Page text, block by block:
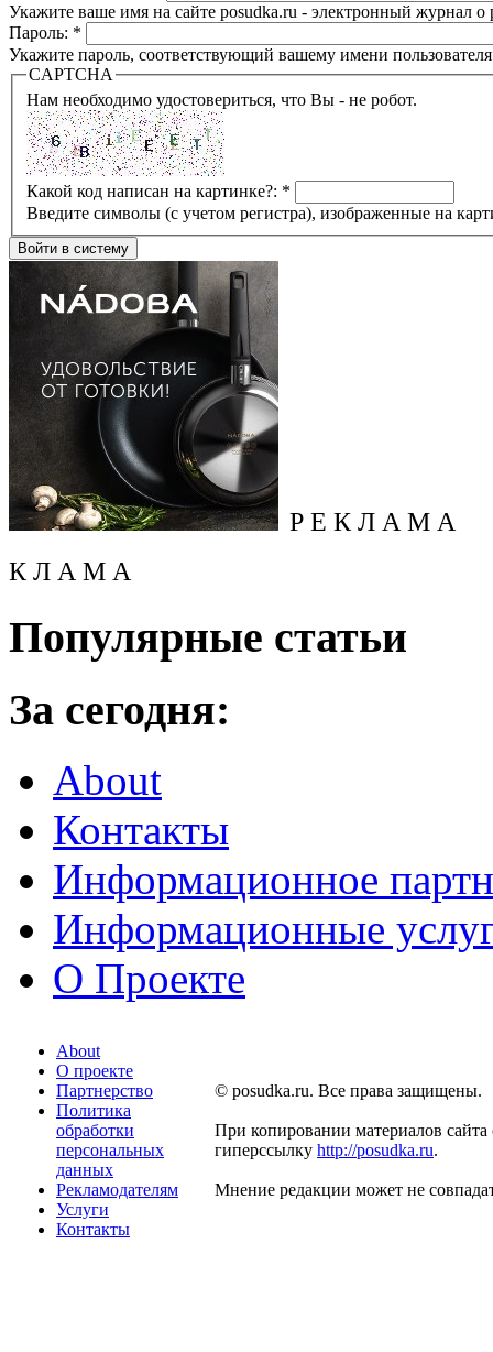
Укажите ваше имя на сайте posudka.ru - электронный журнал
Пароль: *
Укажите пароль, соответствующий вашему имени
CAPTCHA
Нам необходимо удостовериться, что Вы - не робот.
Какой код написан на картинке?: *
Введите символы (с учетом регистра), изображенные на
Р Е К Л А М А
К Л А М А
Популярные статьи
За сегодня:
About
Контакты
Информационное
Информационные
О Проекте
About
О проекте
Партнерство
Политика
обработки
персональных
данных
Рекламодателям
Услуги
Контакты
© posudka.ru. Все права защищены.
При копировании материалов сайта
гиперссылку http://posudka.ru.
Мнение редакции может не